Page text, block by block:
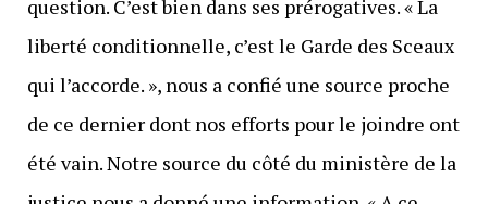
question. C’est bien dans ses prérogatives. « La
liberté conditionnelle, c’est le Garde des Sceaux
qui l’accorde. », nous a confié une source proche
de ce dernier dont nos efforts pour le joindre ont
été vain. Notre source du côté du ministère de la